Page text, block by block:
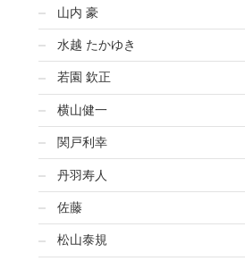
山内 豪
水越 たかゆき
若園 欽正
横山健一
関戸利幸
丹羽寿人
佐藤
松山泰規